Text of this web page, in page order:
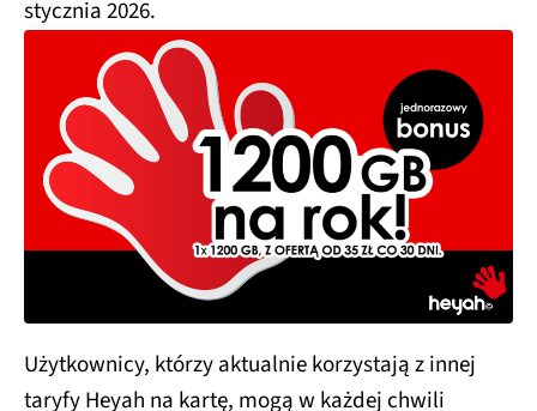
stycznia 2026.
Użytkownicy, którzy aktualnie korzystają z innej
taryfy Heyah na kartę, mogą w każdej chwili